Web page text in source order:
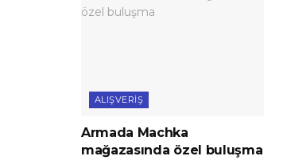
ALIŞVERIŞ
Armada Machka
mağazasında özel buluşma